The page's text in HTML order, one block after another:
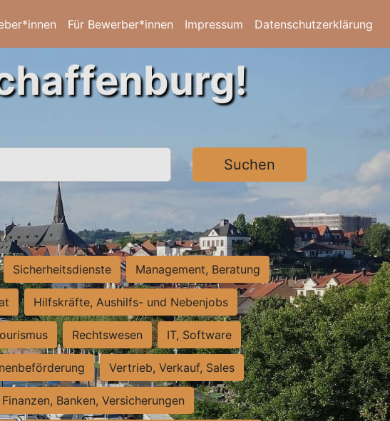
Für Bewerber*innen Impressum Datenschutzerklärung
Suchen
Sicherheitsdienste Management, Beratung
Hilfskräfte, Aushilfs- und Nebenjobs
Rechtswesen IT, Software
Vertrieb, Verkauf, Sales
Finanzen, Banken, Versicherungen